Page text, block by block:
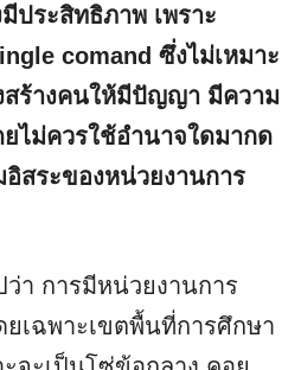
ประสิทธิภาพ เพราะ
comand ซึ่งไม่เหมาะ
สร้างคนให้มีปัญญา มีความ
ยไม่ควรใช้อำนาจใดมากด
สระของหน่วยงานการ
า การมีหน่วยงานการ
เฉพาะเขตพื้นที่การศึกษา